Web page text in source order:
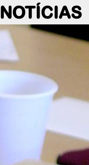
NOTÍCIAS